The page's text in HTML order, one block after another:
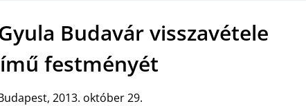
Budavár visszavétele
festményét
2013. október 29.